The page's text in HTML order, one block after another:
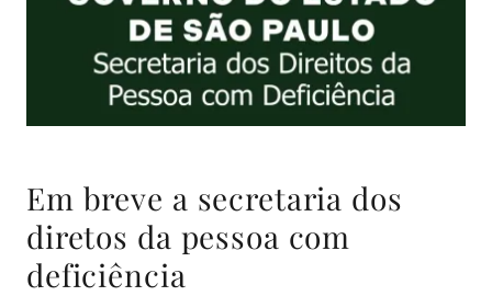
Em breve a secretaria dos
diretos da pessoa com
deficiência